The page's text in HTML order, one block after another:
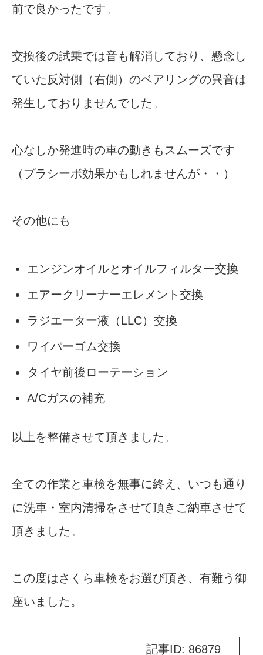
前で良かったです。
交換後の試乗では音も解消しており、懸念し
ていた反対側（右側）のベアリングの異音は
発生しておりませんでした。
心なしか発進時の車の動きもスムーズです
（プラシーボ効果かもしれませんが・・）
その他にも
エンジンオイルとオイルフィルター交換
エアークリーナーエレメント交換
ラジエーター液（LLC）交換
ワイパーゴム交換
タイヤ前後ローテーション
A/Cガスの補充
以上を整備させて頂きました。
全ての作業と車検を無事に終え、いつも通り
に洗車・室内清掃をさせて頂きご納車させて
頂きました。
この度はさくら車検をお選び頂き、有難う御
座いました。
記事ID: 86879